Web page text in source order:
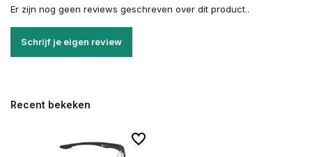
Er zijn nog geen reviews geschreven over dit product..
Schrijf je eigen review
Recent bekeken